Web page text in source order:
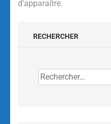
d’apparaître.
RECHERCHER